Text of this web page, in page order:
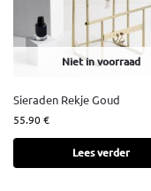
Niet in voorraad
Sieraden Rekje Goud
55.90€
Lees verder